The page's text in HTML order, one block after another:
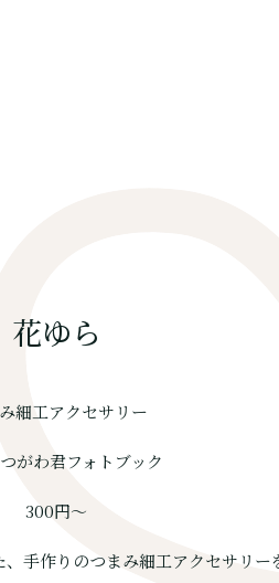
花ゆら
細工アクセサリー
がわ君フォトブック
300円〜
手作りのつまみ細工アクセサリー